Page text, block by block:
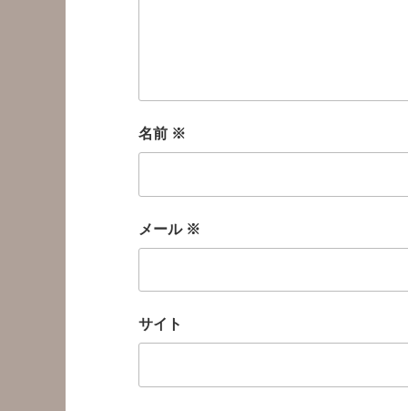
名前 ※
メール ※
サイト